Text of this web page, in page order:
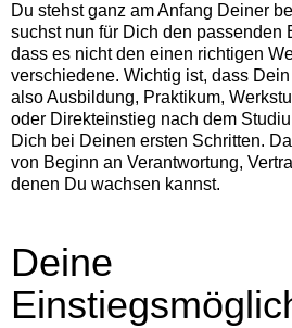
Du stehst ganz am Anfang Deiner
suchst nun für Dich den passenden
dass es nicht den einen richtigen
verschiedene. Wichtig ist, dass
also Ausbildung, Praktikum,
oder Direkteinstieg nach dem
Dich bei Deinen ersten Schritten.
von Beginn an Verantwortung,
denen Du wachsen kannst.
Deine